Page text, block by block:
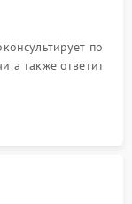
по
а также ответит